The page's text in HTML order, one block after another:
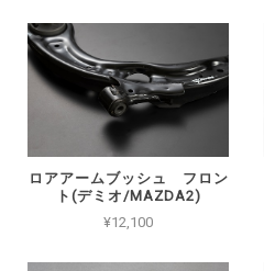
ロアアームブッシュ フロン
ト(デミオ/MAZDA2)
¥12,100